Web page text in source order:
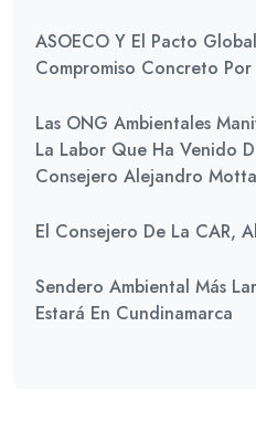
ASOECO Y El Pacto
Compromiso Concreto
Las ONG Ambientales
La Labor Que Ha Venido
Consejero Alejandro Motta
El Consejero De La CAR,
Sendero Ambiental Más
Estará En Cundinamarca